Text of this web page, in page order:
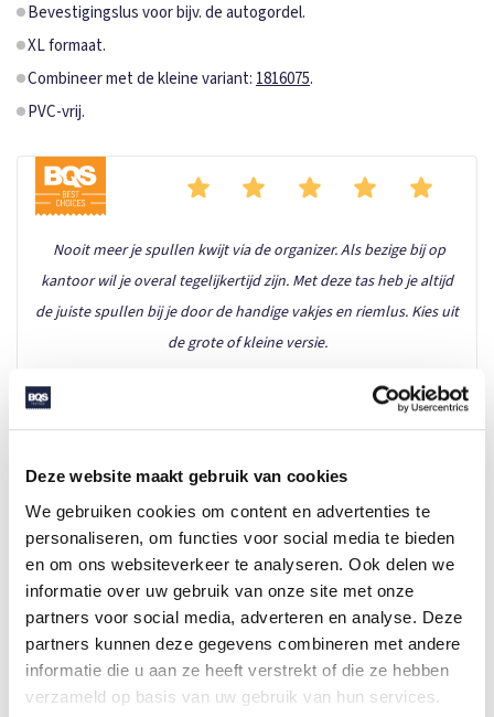
Deze website maakt gebruik van cookies
We gebruiken cookies om content en advertenties te
personaliseren, om functies voor social media te bieden
en om ons websiteverkeer te analyseren. Ook delen we
informatie over uw gebruik van onze site met onze
partners voor social media, adverteren en analyse. Deze
partners kunnen deze gegevens combineren met andere
informatie die u aan ze heeft verstrekt of die ze hebben
verzameld op basis van uw gebruik van hun services.
Bevestigingslus voor bijv. de autogordel.
XL formaat.
Combineer met de kleine variant: 1816075.
PVC-vrij.
Nooit meer je spullen kwijt via de organizer. Als bezige bij op
kantoor wil je overal tegelijkertijd zijn. Met deze tas heb je altijd
de juiste spullen bij je door de handige vakjes en riemlus. Kies uit
de grote of kleine versie.
SPECIFICATIES
Merk
Halfar
Categorie
Boodschappentassen
Artikelcode
1818029
Formaat
Volume
18L